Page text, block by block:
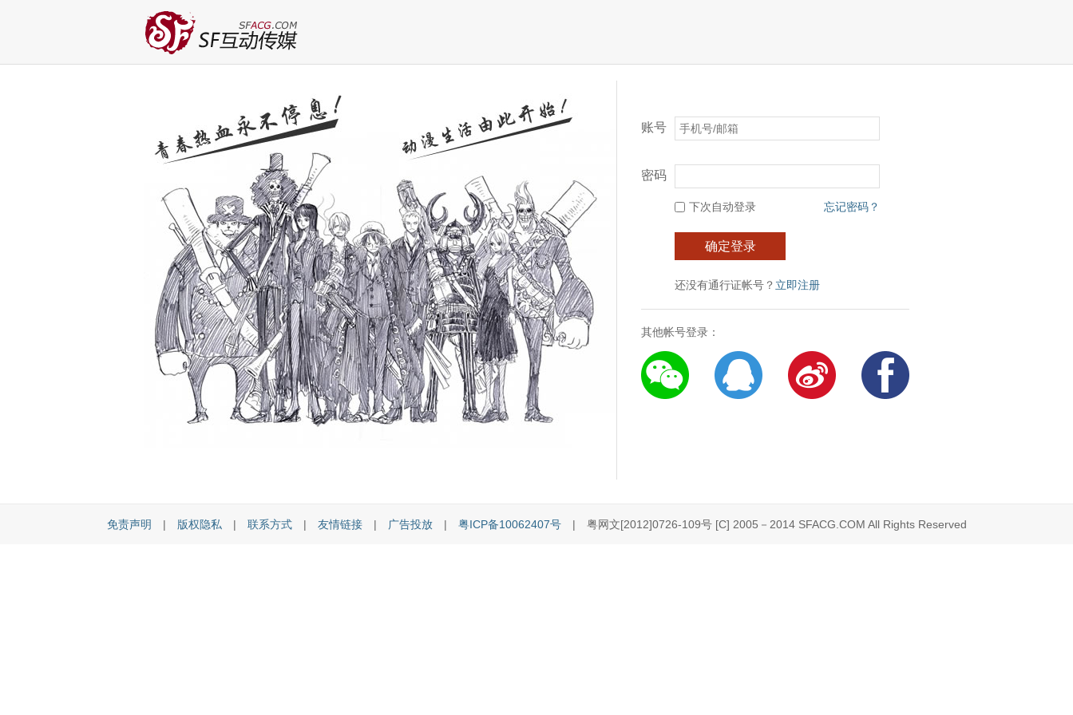
账号
密码
下次自动登录 忘记密码？
确定登录
还没有通行证帐号？ 立即注册
其他帐号登录：
免责声明 | 版权隐私 | 联系方式| 友情链接| 广告投放| 粤ICP备10062407号| 粤网文[2012]0726-109号 [C] 2005－2014 SFACG.COM All Rights Reserved